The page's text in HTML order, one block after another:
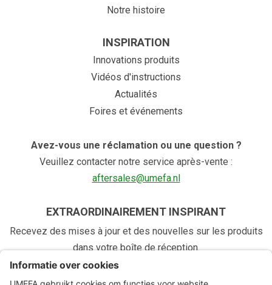
Notre histoire
INSPIRATION
Innovations produits
Vidéos d'instructions
Actualités
Foires et événements
Avez-vous une réclamation ou une question ?
Veuillez contacter notre service après-vente :
aftersales@umefa.nl
EXTRAORDINAIREMENT INSPIRANT
Recevez des mises à jour et des nouvelles sur les produits
dans votre boîte de réception.
Aanmelden
E-mailadres